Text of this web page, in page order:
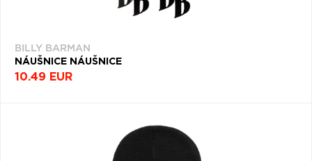
BILLY BARMAN
NÁUŠNICE NÁUŠNICE
10.49 EUR